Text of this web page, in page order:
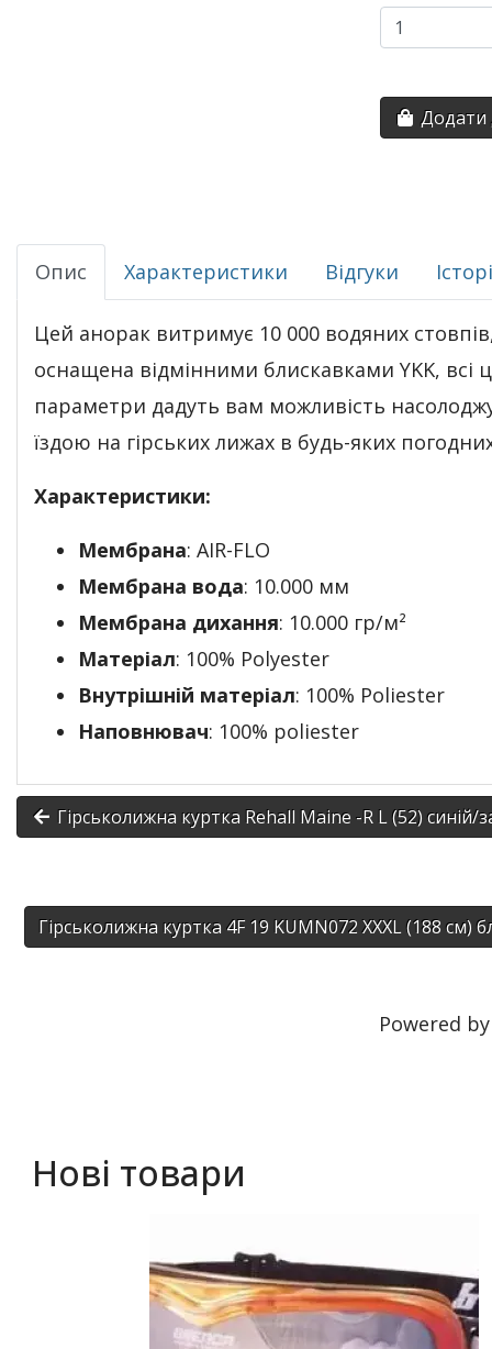
Додати
Опис Характеристики Відгуки
Цей анорак витримує 10 000 водяних
оснащена відмінними блискавками YKK, всі
параметри дадуть вам можливість
їздою на гірських лижах в будь-яких
Характеристики:
Мембрана: AIR-FLO
Мембрана вода: 10.000 мм
Мембрана дихання: 10.000 гр/м²
Матеріал: 100% Polyester
Внутрішній матеріал: 100% Poliester
Наповнювач: 100% poliester
Гірськолижна куртка Rehall Maine -R L (52) синій/
Гірськолижна куртка 4F 19 KUMN072 XXXL (188 см)
Powered
Нові товари